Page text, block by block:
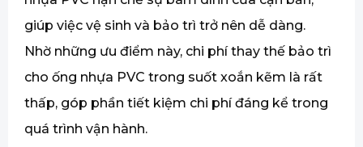
giúp việc vệ sinh và bảo trì trở nên dễ dàng.
Nhờ những ưu điểm này, chi phí thay thế bảo trì
cho ống nhựa PVC trong suốt xoắn kẽm là rất
thấp, góp phần tiết kiệm chi phí đáng kể trong
quá trình vận hành.